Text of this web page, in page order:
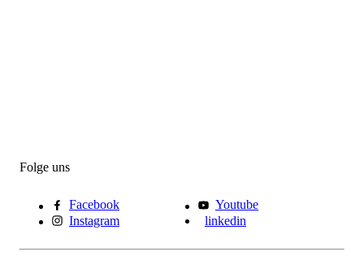
Folge uns
Facebook
Youtube
Instagram
linkedin